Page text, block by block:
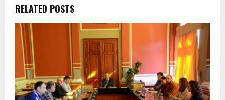
RELATED POSTS